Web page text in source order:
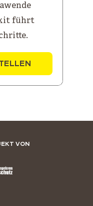
führt
VON